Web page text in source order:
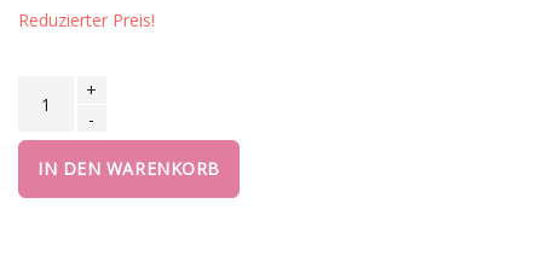
Reduzierter Preis!
+
-
IN DEN WARENKORB